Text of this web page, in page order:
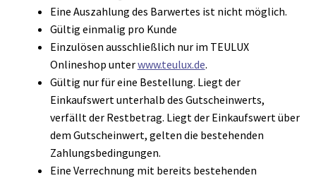
► LEUCHTMITTEL
► ZAHLARTEN
Eine Auszahlung des Barwertes ist nicht möglich.
Gültig einmalig pro Kunde
Einzulösen ausschließlich nur im TEULUX
Onlineshop unterwww.teulux.de.
Gültig nur für eine Bestellung. Liegt der
Einkaufswert unterhalb des Gutscheinwerts,
verfällt der Restbetrag. Liegt der Einkaufswert über
dem Gutscheinwert, gelten die bestehenden
Zahlungsbedingungen.
Eine Verrechnung mit bereits bestehenden